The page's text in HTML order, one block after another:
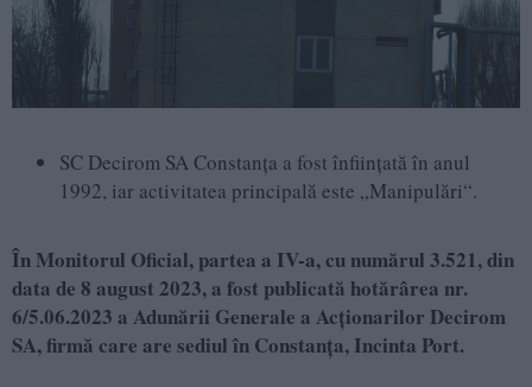
SC Decirom SA Constanța a fost înființată în anul
1992, iar activitatea principală este „Manipulări“.
În Monitorul Oficial, partea a IV-a, cu numărul 3.521, din
data de 8 august 2023, a fost publicată hotărârea nr.
6/5.06.2023 a Adunării Generale a Acționarilor Decirom
SA, firmă care are sediul în Constanţa, Incinta Port.